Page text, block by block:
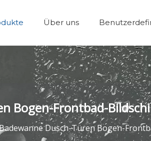
Über uns
Bogen-Frontbad-
Dusch-Türen Bogen-